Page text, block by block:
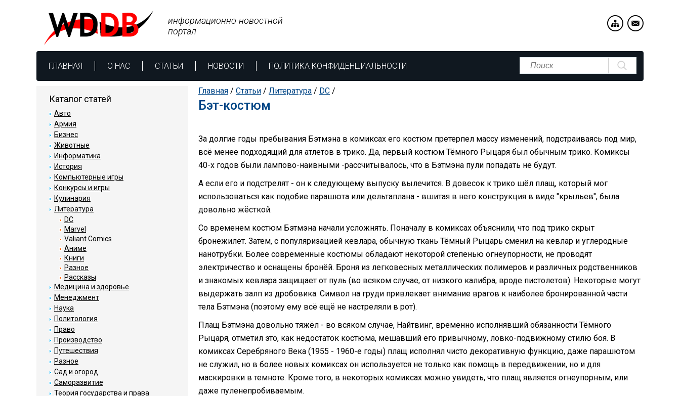
ГЛАВНАЯ О НАС СТАТЬИ НОВОСТИ ПОЛИТИКА КОНФИДЕНЦИАЛЬНОСТИ
информационно-новостной
портал
Главная / Статьи / Литература / DC /
Бэт-костюм
За долгие годы пребывания Бэтмэна в комиксах его костюм претерпел массу изменений, подстраиваясь под мир,
всё менее подходящий для атлетов в трико. Да, первый костюм Тёмного Рыцаря был обычным трико. Комиксы
40-х годов были лампово-наивными -рассчитывалось, что в Бэтмэна пули попадать не будут.
А если его и подстрелят - он к следующему выпуску вылечится. В довесок к трико шёл плащ, который мог
использоваться как подобие парашюта или дельтаплана - вшитая в него конструкция в виде "крыльев", была
довольно жёсткой.
Со временем костюм Бэтмэна начали усложнять. Поначалу в комиксах объяснили, что под трико скрыт
бронежилет. Затем, с популяризацией кевлара, обычную ткань Тёмный Рыцарь сменил на кевлар и углеродные
нанотрубки. Более современные костюмы обладают некоторой степенью огнеупорности, не проводят
электричество и оснащены бронёй. Броня из легковесных металлических полимеров и различных родственников
и знакомых кевлара защищает от пуль (во всяком случае, от низкого калибра, вроде пистолетов). Некоторые могут
выдержать залп из дробовика. Символ на груди привлекает внимание врагов к наиболее бронированной части
тела Бэтмэна (поэтому ему всё ещё не настреляли в рот).
Плащ Бэтмэна довольно тяжёл - во всяком случае, Найтвинг, временно исполнявший обязанности Тёмного
Рыцаря, отметил это, как недостаток костюма, мешавший его привычному, ловко-подвижному стилю боя. В
комиксах Серебряного Века (1955 - 1960-е годы) плащ исполнял чисто декоративную функцию, даже парашютом
не служил, но в более новых комиксах он используется не только как помощь в передвижении, но и для
маскировки в темноте. Кроме того, в некоторых комиксах можно увидеть, что плащ является огнеупорным, или
даже пуленепробиваемым.
Каталог статей
Авто
Армия
Бизнес
Животные
Информатика
История
Компьютерные игры
Конкурсы и игры
Кулинария
Литература
DC
Marvel
Valiant Comics
Аниме
Книги
Разное
Рассказы
Медицина и здоровье
Менеджмент
Наука
Политология
Право
Производство
Путешествия
Разное
Сад и огород
Саморазвитие
Теория государства и права